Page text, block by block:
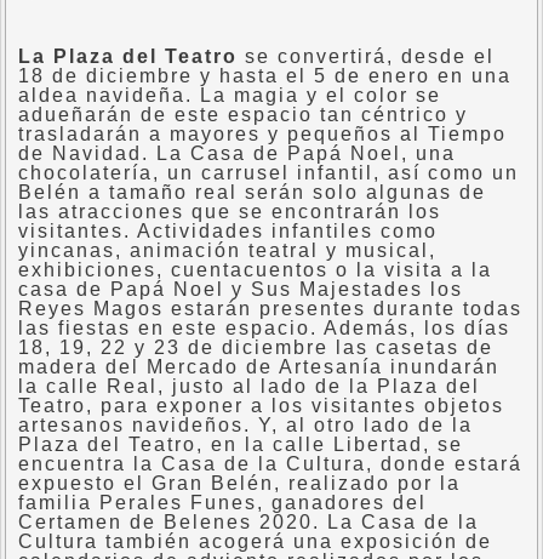
La Plaza del Teatro se convertirá, desde el
18 de diciembre y hasta el 5 de enero en una
aldea navideña. La magia y el color se
adueñarán de este espacio tan céntrico y
trasladarán a mayores y pequeños al Tiempo
de Navidad. La Casa de Papá Noel, una
chocolatería, un carrusel infantil, así como un
Belén a tamaño real serán solo algunas de
las atracciones que se encontrarán los
visitantes. Actividades infantiles como
yincanas, animación teatral y musical,
exhibiciones, cuentacuentos o la visita a la
casa de Papá Noel y Sus Majestades los
Reyes Magos estarán presentes durante todas
las fiestas en este espacio. Además, los días
18, 19, 22 y 23 de diciembre las casetas de
madera del Mercado de Artesanía inundarán
la calle Real, justo al lado de la Plaza del
Teatro, para exponer a los visitantes objetos
artesanos navideños. Y, al otro lado de la
Plaza del Teatro, en la calle Libertad, se
encuentra la Casa de la Cultura, donde estará
expuesto el Gran Belén, realizado por la
familia Perales Funes, ganadores del
Certamen de Belenes 2020. La Casa de la
Cultura también acogerá una exposición de